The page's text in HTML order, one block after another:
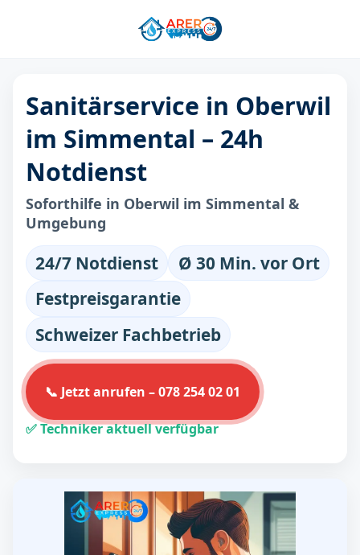
Sanitärservice in Oberwil
im Simmental – 24h
Notdienst
Soforthilfe in Oberwil im Simmental &
Umgebung
24/7 Notdienst
Ø 30 Min. vor Ort
Festpreisgarantie
Schweizer Fachbetrieb
📞 Jetzt anrufen – 078 254 02 01
✅ Techniker aktuell verfügbar